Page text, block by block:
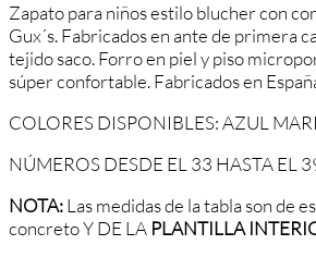
Zapato para niños estilo blucher con
Gux´s. Fabricados en ante de primera
tejido saco. Forro en piel y piso
súper confortable. Fabricados en
COLORES DISPONIBLES: AZUL
NÚMEROS DESDE EL 33 HASTA EL
NOTA:Las medidas de la tabla son de
concreto Y DE LA PLANTILLA